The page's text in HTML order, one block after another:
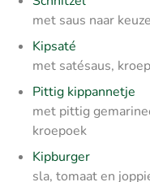
met saus naar
Kipsaté
met satésaus,
Pittig kippannetje
met pittig
kroepoek
Kipburger
sla, tomaat en